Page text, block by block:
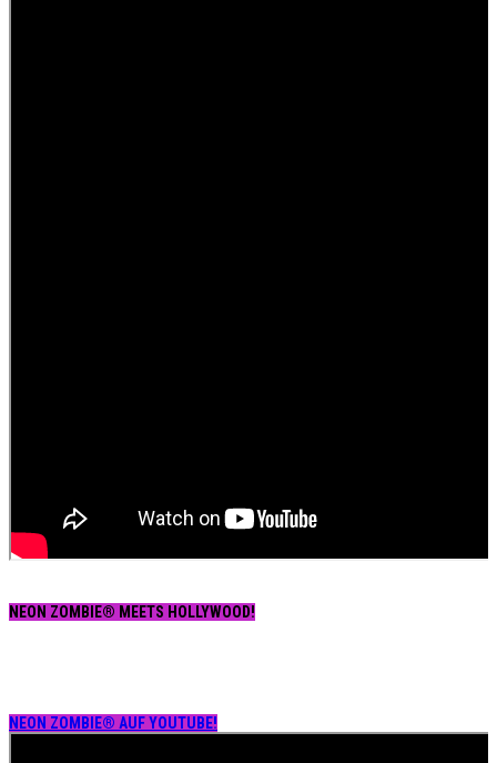
NEON ZOMBIE® MEETS HOLLYWOOD!
NEON ZOMBIE® AUF YOUTUBE!